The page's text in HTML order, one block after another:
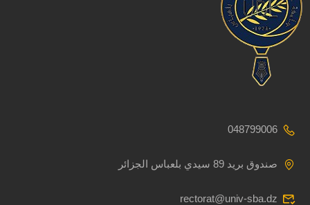
048799006
صندوق بريد 89 سيدي بلعباس الجزائر
rectorat@univ-sba.dz